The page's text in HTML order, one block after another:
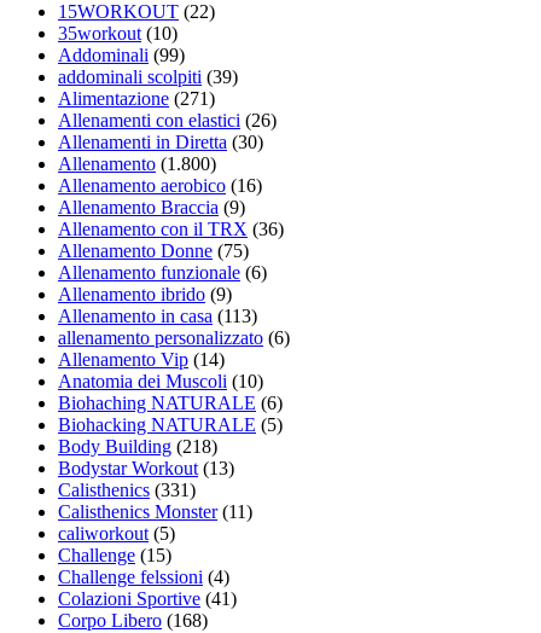
15WORKOUT (22)
35workout(10)
Addominali (99)
addominali scolpiti (39)
Alimentazione (271)
Allenamenti con elastici (26)
Allenamenti in Diretta (30)
Allenamento (1.800)
Allenamento aerobico (16)
Allenamento Braccia (9)
Allenamento con il TRX (36)
Allenamento Donne (75)
Allenamento funzionale (6)
Allenamento ibrido (9)
Allenamento in casa (113)
allenamento personalizzato (6)
Allenamento Vip (14)
Anatomia dei Muscoli (10)
Biohaching NATURALE (6)
Biohacking NATURALE (5)
Body Building (218)
Bodystar Workout(13)
Calisthenics (331)
Calisthenics Monster(11)
caliworkout(5)
Challenge (15)
Challenge felssioni (4)
Colazioni Sportive (41)
Corpo Libero (168)